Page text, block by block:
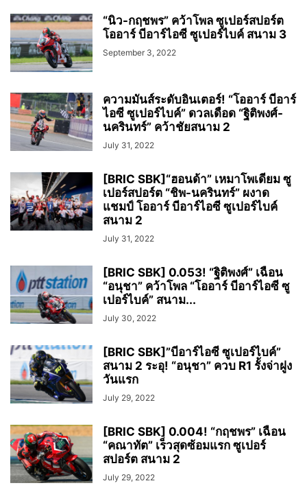
“นิว-กฤชพร” คว้าโพล ซูเปอร์สปอร์ต
โออาร์ บีอาร์ไอซี ซูเปอร์ไบค์ สนาม 3
September 3, 2022
ความมันส์ระดับอินเตอร์! “โออาร์ บีอาร์
ไอซี ซูเปอร์ไบค์” ดวลเดือด “ฐิติพงศ์-
นครินทร์” คว้าชัยสนาม 2
July 31, 2022
[BRIC SBK]“ฮอนด้า” เหมาโพเดียม ซู
เปอร์สปอร์ต “ชิพ-นครินทร์” ผงาด
แชมป์ โออาร์ บีอาร์ไอซี ซูเปอร์ไบค์
สนาม 2
July 31, 2022
[BRIC SBK] 0.053! “ฐิติพงศ์” เฉือน
“อนุชา” คว้าโพล “โออาร์ บีอาร์ไอซี ซู
เปอร์ไบค์” สนาม...
July 30, 2022
[BRIC SBK]”บีอาร์ไอซี ซูเปอร์ไบค์”
สนาม 2 ระอุ! “อนุชา” ควบ R1 รั้งจ่าฝูง
วันแรก
July 29, 2022
[BRIC SBK] 0.004! “กฤชพร” เฉือน
“คณาทัต” เร็วสุดซ้อมแรก ซูเปอร์
สปอร์ต สนาม 2
July 29, 2022